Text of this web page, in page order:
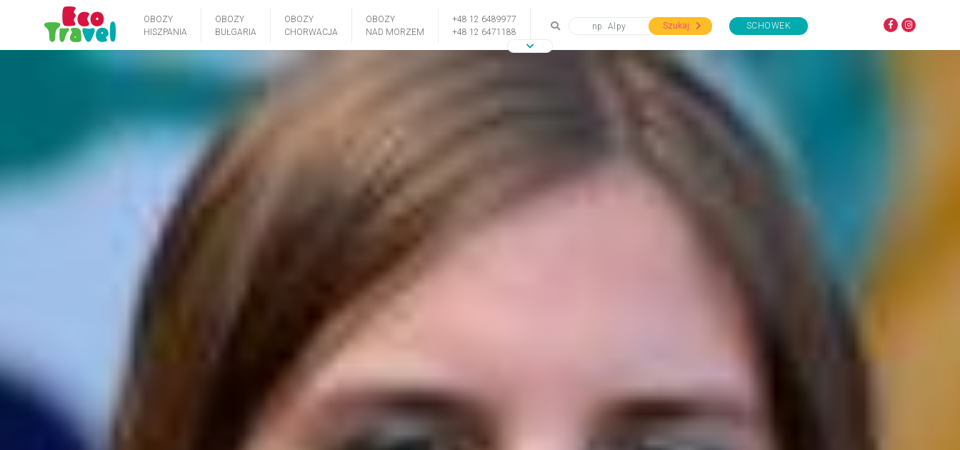
OBOZY
HISZPANIA
OBOZY
BUŁGARIA
OBOZY
CHORWACJA
OBOZY
NAD MORZEM
+48 12 6489977
+48 12 6471188
Szukaj SCHOWEK